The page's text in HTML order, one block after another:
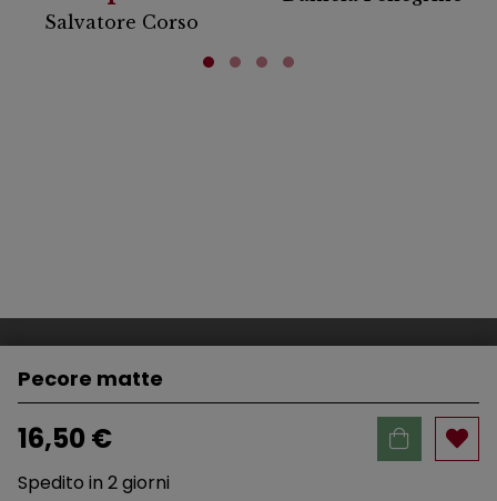
scirocco
Salvatore Corso
Pecore matte
16,50 €
Spedito in 2 giorni